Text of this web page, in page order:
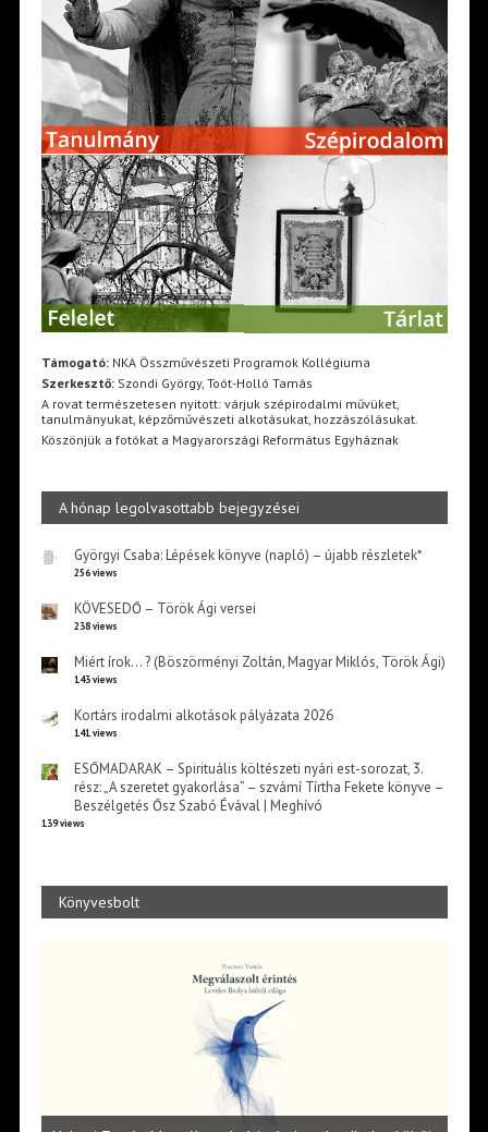
Támogató:NKA Összművészeti Programok Kollégiuma
Szerkesztő:Szondi György, Toót-Holló Tamás
A rovat természetesen nyitott: várjuk szépirodalmi művüket,
tanulmányukat, képzőművészeti alkotásukat, hozzászólásukat.
Köszönjük a fotókat a Magyarországi Református Egyháznak
A hónap legolvasottabb bejegyzései
Györgyi Csaba: Lépések könyve (napló) – újabb részletek*
256 views
KÖVESEDŐ – Török Ági versei
238 views
Miért írok… ? (Böszörményi Zoltán, Magyar Miklós, Török Ági)
143 views
Kortárs irodalmi alkotások pályázata 2026
141 views
ESŐMADARAK – Spirituális költészeti nyári est-sorozat, 3.
rész: „A szeretet gyakorlása” – szvámí Tírtha Fekete könyve –
Beszélgetés Ősz Szabó Évával | Meghívó
139 views
Könyvesbolt